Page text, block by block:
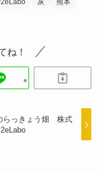
ね！
らっきょう畑 株式